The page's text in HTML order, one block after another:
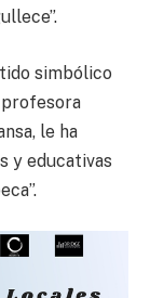
simbólico
profesora
le ha
y educativas